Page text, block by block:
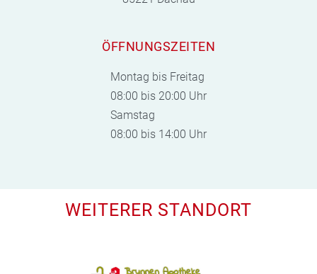
ÖFFNUNGSZEITEN
Montag bis Freitag
08:00 bis 20:00 Uhr
Samstag
08:00 bis 14:00 Uhr
WEITERER STANDORT